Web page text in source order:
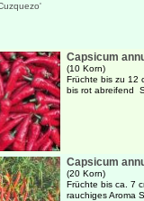
Capsicum
(10 Korn)
Früchte bis zu 12
bis rot abreifend
Capsicum
(20 Korn)
Früchte bis ca. 7
rauchiges Aroma